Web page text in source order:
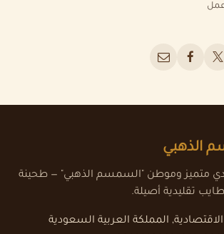
الذهبي
متميز وموطن "السمسم الذهبي" — طحينة
تقليدية أصيلة.
, المملكة العربية السعودية